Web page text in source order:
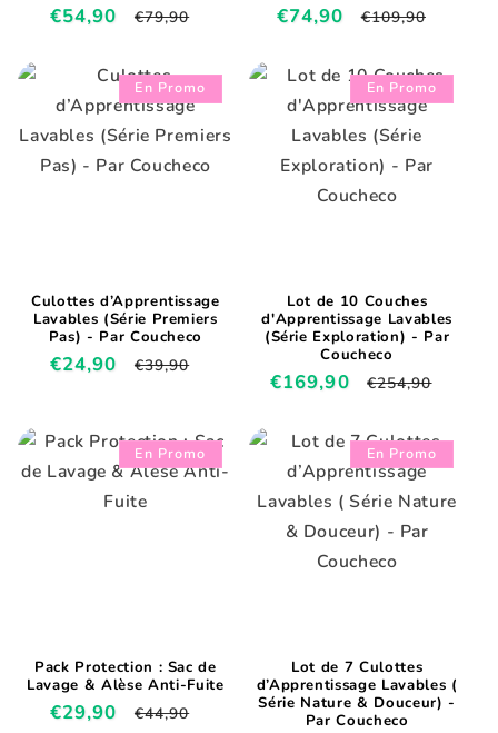
Prix
€54,90
Prix
€79,90
Prix
€74,90
Prix
€109,90
En Promo
Culottes d’Apprentissage
Lavables (Série Premiers
Pas) - Par Coucheco
Prix
€24,90
Prix
€39,90
En Promo
Lot de 10 Couches
d'Apprentissage Lavables
(Série Exploration) - Par
Coucheco
Prix
€169,90
Prix
€254,90
En Promo
Pack Protection : Sac de
Lavage & Alèse Anti-Fuite
Prix
€29,90
Prix
€44,90
En Promo
Lot de 7 Culottes
d’Apprentissage Lavables (
Série Nature & Douceur) -
Par Coucheco